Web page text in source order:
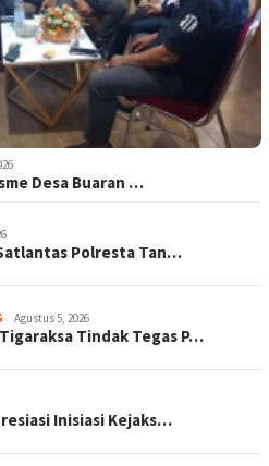
Desa Buaran …
Polresta Tan…
Agustus 5, 2026
Tindak Tegas P…
Inisiasi Kejaks…